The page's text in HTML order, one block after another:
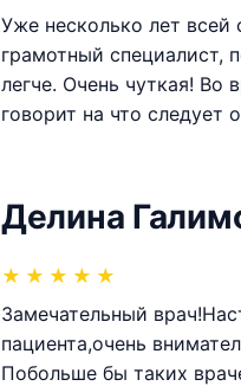
Уже несколько лет
грамотный специалист,
легче. Очень чуткая! Во
говорит на что следует
Делина
★ ★ ★ ★ ★
Замечательный
пациента,очень
Побольше бы таких